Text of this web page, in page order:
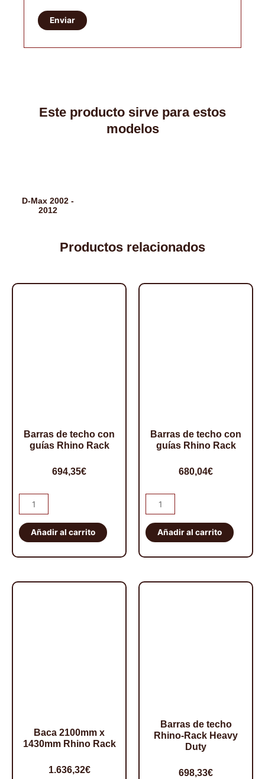
Este producto sirve para estos
modelos
D-Max 2002 -
2012
Productos relacionados
Barras de techo con
guías Rhino Rack
694,35€
Barras
de
techo
con
guías
Añadir al carrito
Barras de techo con
guías Rhino Rack
680,04€
Barras
de
techo
con
guías
Añadir al carrito
Baca 2100mm x
1430mm Rhino Rack
1.636,32€
Barras de techo
Rhino-Rack Heavy
Duty
698,33€